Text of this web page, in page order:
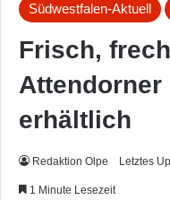
Südwestfalen-Aktuell
Frisch,
Attendorner
erhältlich
Redaktion Olpe Letztes
1 Minute Lesezeit